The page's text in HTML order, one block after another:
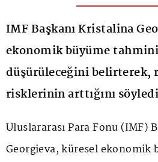
IMF Başkanı Kristalina
ekonomik büyüme
düşürüleceğini belirterek,
risklerinin arttığını
Uluslararası Para Fonu (IMF)
Georgieva, küresel